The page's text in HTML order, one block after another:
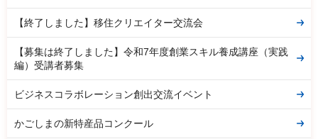
【終了しました】移住クリエイター交流会
【募集は終了しました】令和7年度創業スキル養成講座（実践
編）受講者募集
ビジネスコラボレーション創出交流イベント
かごしまの新特産品コンクール